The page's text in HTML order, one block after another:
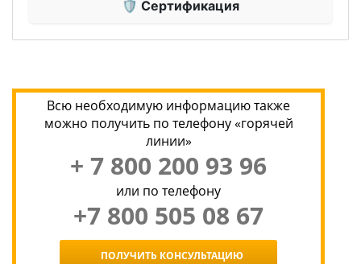
🛡 Сертификация
Всю необходимую информацию также
можно получить по телефону «горячей
линии»
+ 7 800 200 93 96
или по телефону
+7 800 505 08 67
ПОЛУЧИТЬ КОНСУЛЬТАЦИЮ